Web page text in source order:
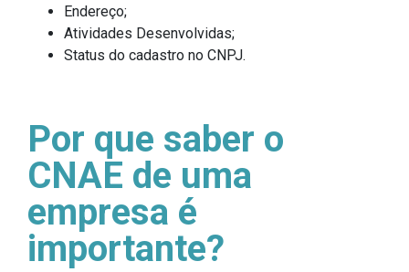
Endereço;
Atividades Desenvolvidas;
Status do cadastro no CNPJ.
Por que saber o
CNAE de uma
empresa é
importante?